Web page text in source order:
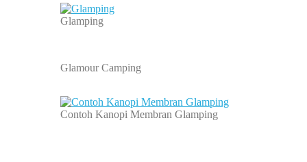
Glamping
Glamour Camping
Contoh Kanopi Membran Glamping